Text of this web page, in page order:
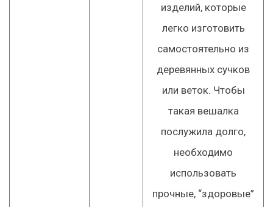
изделий, которые
легко изготовить
самостоятельно из
деревянных сучков
или веток. Чтобы
такая вешалка
послужила долго,
необходимо
использовать
прочные, “здоровые”